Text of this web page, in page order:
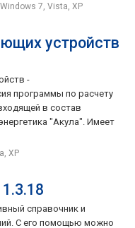
Windows 7, Vista, XP
устройств
-
программы по расчету
в состав
"Акула". Имеет
XP
справочник и
С его помощью можно